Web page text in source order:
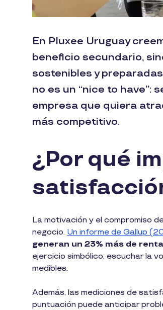
En Pluxee Uruguay
beneficio secundario,
sostenibles y
no es un “nice to
empresa que quiera
más competitivo.
¿Por qué
La motivación y el compromiso
negocio. Un informe de Gallup
generan un 23% más de
ejercicio simbólico, escuchar la
medibles.
Además, las mediciones de
puntuación puede anticipar